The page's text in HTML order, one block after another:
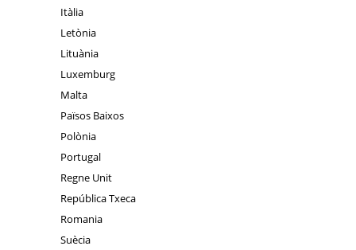
Itàlia
Letònia
Lituània
Luxemburg
Malta
Països Baixos
Polònia
Portugal
Regne Unit
República Txeca
Romania
Suècia